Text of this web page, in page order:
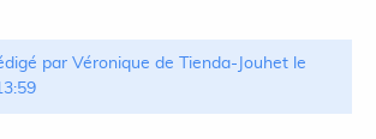
par Véronique de Tienda-Jouhet le